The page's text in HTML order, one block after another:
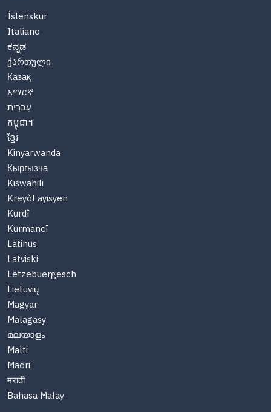
Íslenskur
Italiano
ಕನ್ನಡ
ქართული
Казақ
አማርኛ
עִברִית
កម្ពុជា។
ខ្មែរ
Kinyarwanda
Кыргызча
Kiswahili
Kreyòl ayisyen
Kurdî
Kurmancî
Latinus
Latviski
Lëtzebuergesch
Lietuvių
Magyar
Malagasy
മലയാളം
Malti
Maori
मराठी
Bahasa Malay